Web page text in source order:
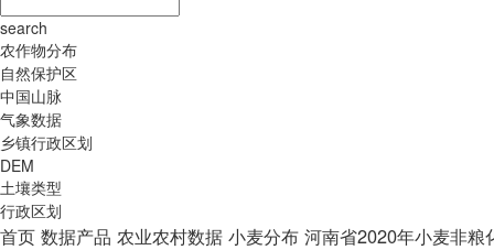
search
农作物分布
自然保护区
中国山脉
气象数据
乡镇行政区划
DEM
土壤类型
行政区划
首页 数据产品 农业农村数据 小麦分布 河南省2020年小麦非粮